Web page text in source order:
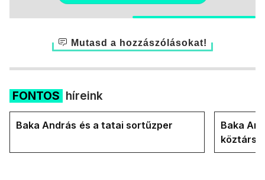
Mutasd a hozzászólásokat!
FONTOS híreink
Baka András és a tatai sortűzper
Baka